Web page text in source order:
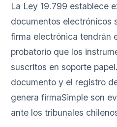
La Ley 19.799 establece
documentos electrónicos
firma electrónica tendrán
probatorio que los
suscritos en soporte
documento y el registro
genera firmaSimple son
ante los tribunales